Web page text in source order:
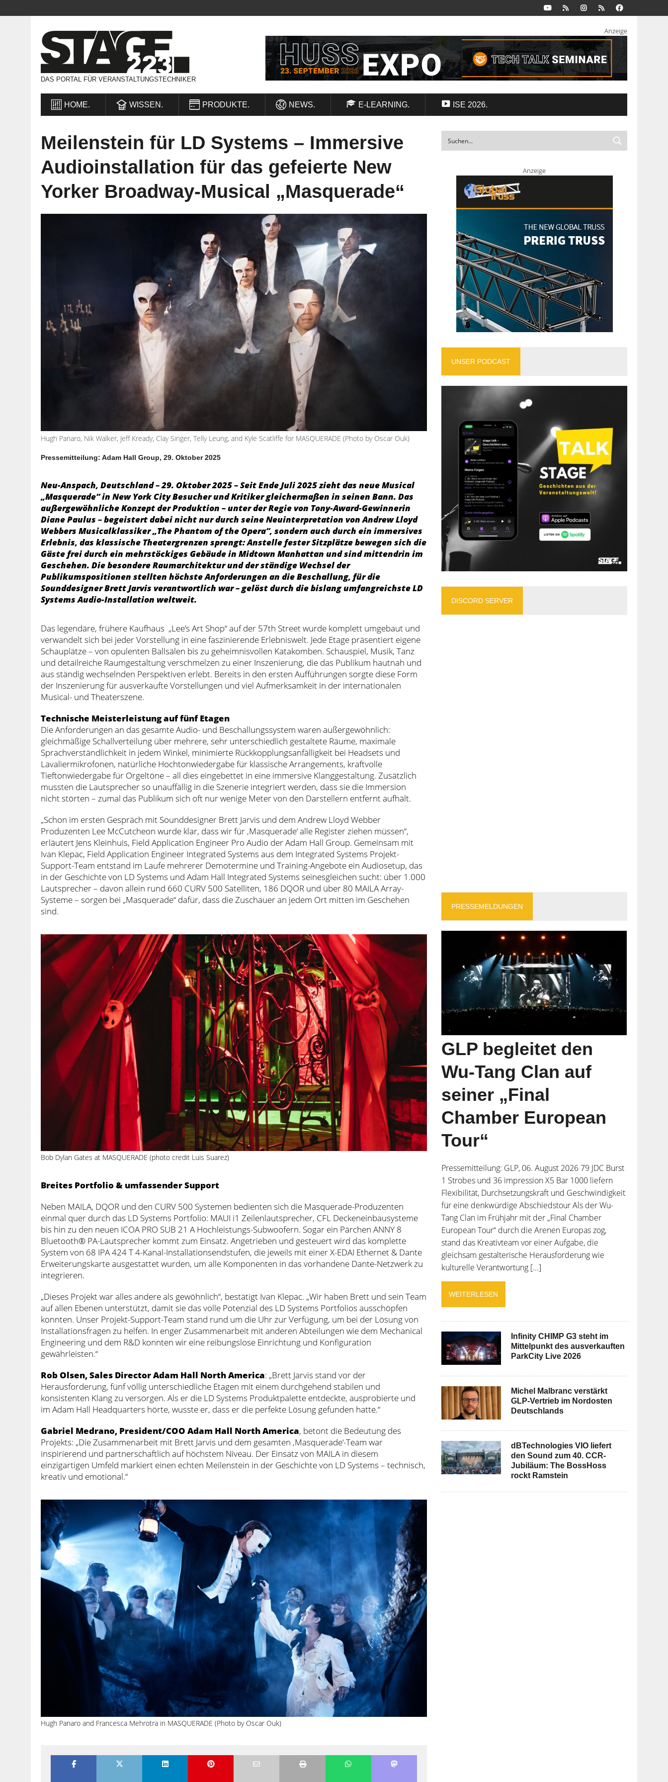
DAS PORTAL FÜR VERANSTALTUNGSTECHNIKER
Anzeige
HOME. WISSEN. PRODUKTE. NEWS. E-LEARNING. ISE 2026.
Meilenstein für LD Systems – Immersive
Audioinstallation für das gefeierte New
Yorker Broadway-Musical „Masquerade“
Hugh Panaro, Nik Walker, Jeff Kready, Clay Singer, Telly Leung, and Kyle Scatliffe for MASQUERADE (Photo by Oscar Ouk)
Pressemitteilung: Adam Hall Group, 29. Oktober 2025
Neu-Anspach, Deutschland – 29. Oktober 2025 – Seit Ende Juli 2025 zieht das neue Musical
„Masquerade“ in New York City Besucher und Kritiker gleichermaßen in seinen Bann. Das
außergewöhnliche Konzept der Produktion – unter der Regie von Tony-Award-Gewinnerin
Diane Paulus – begeistert dabei nicht nur durch seine Neuinterpretation von Andrew Lloyd
Webbers Musicalklassiker „The Phantom of the Opera“, sondern auch durch ein immersives
Erlebnis, das klassische Theatergrenzen sprengt: Anstelle fester Sitzplätze bewegen sich die
Gäste frei durch ein mehrstöckiges Gebäude in Midtown Manhattan und sind mittendrin im
Geschehen. Die besondere Raumarchitektur und der ständige Wechsel der
Publikumspositionen stellten höchste Anforderungen an die Beschallung, für die
Sounddesigner Brett Jarvis verantwortlich war – gelöst durch die bislang umfangreichste LD
Systems Audio-Installation weltweit.
Das legendäre, frühere Kaufhaus „Lee’s Art Shop“ auf der 57th Street wurde komplett umgebaut und
verwandelt sich bei jeder Vorstellung in eine faszinierende Erlebniswelt. Jede Etage präsentiert eigene
Schauplätze – von opulenten Ballsälen bis zu geheimnisvollen Katakomben. Schauspiel, Musik, Tanz
und detailreiche Raumgestaltung verschmelzen zu einer Inszenierung, die das Publikum hautnah und
aus ständig wechselnden Perspektiven erlebt. Bereits in den ersten Aufführungen sorgte diese Form
der Inszenierung für ausverkaufte Vorstellungen und viel Aufmerksamkeit in der internationalen
Musical- und Theaterszene.
Technische Meisterleistung auf fünf Etagen
Die Anforderungen an das gesamte Audio- und Beschallungssystem waren außergewöhnlich:
gleichmäßige Schallverteilung über mehrere, sehr unterschiedlich gestaltete Räume, maximale
Sprachverständlichkeit in jedem Winkel, minimierte Rückkopplungsanfälligkeit bei Headsets und
Lavaliermikrofonen, natürliche Hochtonwiedergabe für klassische Arrangements, kraftvolle
Tieftonwiedergabe für Orgeltöne – all dies eingebettet in eine immersive Klanggestaltung. Zusätzlich
mussten die Lautsprecher so unauffällig in die Szenerie integriert werden, dass sie die Immersion
nicht störten – zumal das Publikum sich oft nur wenige Meter von den Darstellern entfernt aufhält.
„Schon im ersten Gespräch mit Sounddesigner Brett Jarvis und dem Andrew Lloyd Webber
Produzenten Lee McCutcheon wurde klar, dass wir für ‚Masquerade‘ alle Register ziehen müssen“,
erläutert Jens Kleinhuis, Field Application Engineer Pro Audio der Adam Hall Group. Gemeinsam mit
Ivan Klepac, Field Application Engineer Integrated Systems aus dem Integrated Systems Projekt-
Support-Team entstand im Laufe mehrerer Demotermine und Training-Angebote ein Audiosetup, das
in der Geschichte von LD Systems und Adam Hall Integrated Systems seinesgleichen sucht: über 1.000
Lautsprecher – davon allein rund 660 CURV 500 Satelliten, 186 DQOR und über 80 MAILA Array-
Systeme – sorgen bei „Masquerade“ dafür, dass die Zuschauer an jedem Ort mitten im Geschehen
sind.
Bob Dylan Gates at MASQUERADE (photo credit Luis Suarez)
Breites Portfolio & umfassender Support
Neben MAILA, DQOR und den CURV 500 Systemen bedienten sich die Masquerade-Produzenten
einmal quer durch das LD Systems Portfolio: MAUI i1 Zeilenlautsprecher, CFL Deckeneinbausysteme
bis hin zu den neuen ICOA PRO SUB 21 A Hochleistungs-Subwoofern. Sogar ein Pärchen ANNY 8
Bluetooth® PA-Lautsprecher kommt zum Einsatz. Angetrieben und gesteuert wird das komplette
System von 68 IPA 424 T 4-Kanal-Installationsendstufen, die jeweils mit einer X-EDAI Ethernet & Dante
Erweiterungskarte ausgestattet wurden, um alle Komponenten in das vorhandene Dante-Netzwerk zu
integrieren.
„Dieses Projekt war alles andere als gewöhnlich“, bestätigt Ivan Klepac. „Wir haben Brett und sein Team
auf allen Ebenen unterstützt, damit sie das volle Potenzial des LD Systems Portfolios ausschöpfen
konnten. Unser Projekt-Support-Team stand rund um die Uhr zur Verfügung, um bei der Lösung von
Installationsfragen zu helfen. In enger Zusammenarbeit mit anderen Abteilungen wie dem Mechanical
Engineering und dem R&D konnten wir eine reibungslose Einrichtung und Konfiguration
gewährleisten.“
Rob Olsen, Sales Director Adam Hall North America: „Brett Jarvis stand vor der
Herausforderung, fünf völlig unterschiedliche Etagen mit einem durchgehend stabilen und
konsistenten Klang zu versorgen. Als er die LD Systems Produktpalette entdeckte, ausprobierte und
im Adam Hall Headquarters hörte, wusste er, dass er die perfekte Lösung gefunden hatte.“
Gabriel Medrano, President/COO Adam Hall North America, betont die Bedeutung des
Projekts: „Die Zusammenarbeit mit Brett Jarvis und dem gesamten ‚Masquerade‘-Team war
inspirierend und partnerschaftlich auf höchstem Niveau. Der Einsatz von MAILA in diesem
einzigartigen Umfeld markiert einen echten Meilenstein in der Geschichte von LD Systems – technisch,
kreativ und emotional.“
Hugh Panaro and Francesca Mehrotra in MASQUERADE (Photo by Oscar Ouk)
Anzeige
UNSER PODCAST
DISCORD SERVER
PRESSEMELDUNGEN
GLP begleitet den
Wu-Tang Clan auf
seiner „Final
Chamber European
Tour“
Pressemitteilung: GLP, 06. August 2026 79 JDC Burst
1 Strobes und 36 impression X5 Bar 1000 liefern
Flexibilität, Durchsetzungskraft und Geschwindigkeit
für eine denkwürdige Abschiedstour Als der Wu-
Tang Clan im Frühjahr mit der „Final Chamber
European Tour“ durch die Arenen Europas zog,
stand das Kreativteam vor einer Aufgabe, die
gleichsam gestalterische Herausforderung wie
kulturelle Verantwortung [...]
WEITERLESEN
Infinity CHIMP G3 steht im
Mittelpunkt des ausverkauften
ParkCity Live 2026
Michel Malbranc verstärkt
GLP-Vertrieb im Nordosten
Deutschlands
dBTechnologies VIO liefert
den Sound zum 40. CCR-
Jubiläum: The BossHoss
rockt Ramstein